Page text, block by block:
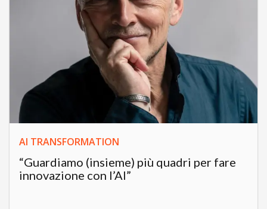
AI TRANSFORMATION
“Guardiamo (insieme) più quadri per fare
innovazione con l’AI”